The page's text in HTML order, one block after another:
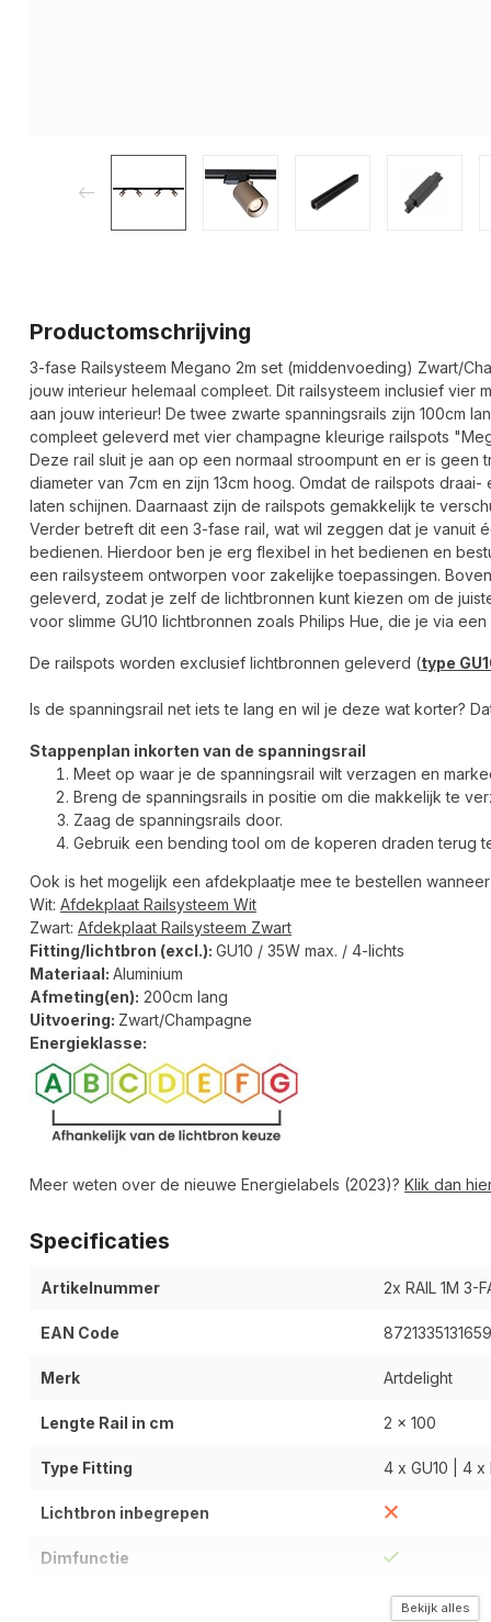
Productomschrijving
3-fase Railsysteem Megano 2m set (middenvoeding) Zwart/
jouw interieur helemaal compleet. Dit railsysteem inclusief
aan jouw interieur! De twee zwarte spanningsrails zijn 100cm
compleet geleverd met vier champagne kleurige railspots
Deze rail sluit je aan op een normaal stroompunt en er is geen
diameter van 7cm en zijn 13cm hoog. Omdat de railspots
laten schijnen. Daarnaast zijn de railspots gemakkelijk te
Verder betreft dit een 3-fase rail, wat wil zeggen dat je vanuit
bedienen. Hierdoor ben je erg flexibel in het bedienen en
een railsysteem ontworpen voor zakelijke toepassingen.
geleverd, zodat je zelf de lichtbronnen kunt kiezen om de
voor slimme GU10 lichtbronnen zoals Philips Hue, die je via
De railspots worden exclusief lichtbronnen geleverd (type
Is de spanningsrail net iets te lang en wil je deze wat korter?
Stappenplan inkorten van de spanningsrail
Meet op waar je de spanningsrail wilt verzagen en
Breng de spanningsrails in positie om die makkelijk te
Zaag de spanningsrails door.
Gebruik een bending tool om de koperen draden terug
Ook is het mogelijk een afdekplaatje mee te bestellen
Wit: Afdekplaat Railsysteem Wit
Zwart: Afdekplaat Railsysteem Zwart
Fitting/lichtbron (excl.): GU10 / 35W max. / 4-lichts
Materiaal: Aluminium
Afmeting(en): 200cm lang
Uitvoering: Zwart/Champagne
Energieklasse:
Meer weten over de nieuwe Energielabels (2023)? Klik dan
Specificaties
Artikelnummer 2x RAIL 1M 3-
EAN Code 8721335131659
Merk Artdelight
Lengte Rail in cm 2 x 100
Type Fitting 4 x GU10 | 4 x
Lichtbron inbegrepen
Dimfunctie
Metaal
Bekijk alles